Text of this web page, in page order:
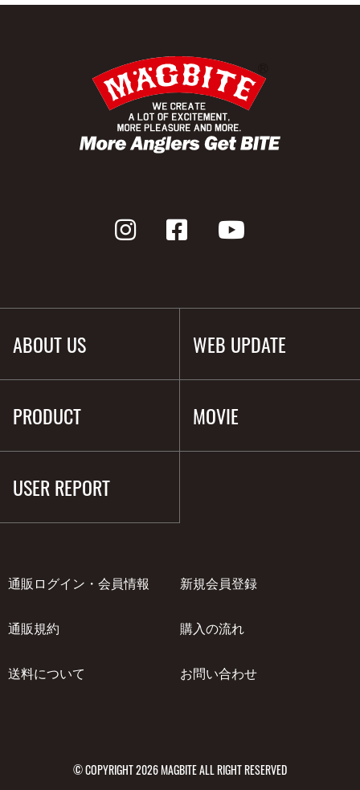
ABOUT US WEB UPDATE
PRODUCT MOVIE
USER REPORT
通販ログイン・会員情報 新規会員登録
通販規約 購入の流れ
送料について お問い合わせ
© COPYRIGHT 2026 MAGBITE ALL RIGHT RESERVED